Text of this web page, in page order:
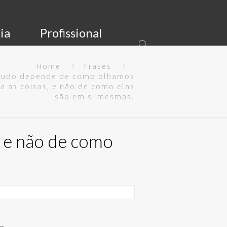
Profissional
Home
Frases
depende de como olhamos
as coisas, e não de como elas
são em si mesmas.
não de como